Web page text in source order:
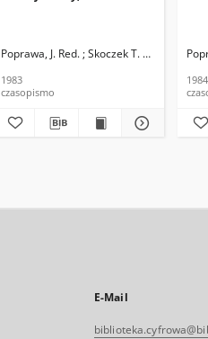
Poprawa, J. Red. ; Skoczek T. Red.
1983
czasopismo
1984
E-Mail